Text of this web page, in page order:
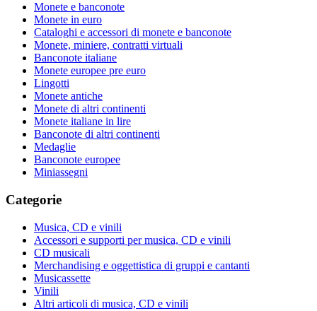
Monete e banconote
Monete in euro
Cataloghi e accessori di monete e banconote
Monete, miniere, contratti virtuali
Banconote italiane
Monete europee pre euro
Lingotti
Monete antiche
Monete di altri continenti
Monete italiane in lire
Banconote di altri continenti
Medaglie
Banconote europee
Miniassegni
Categorie
Musica, CD e vinili
Accessori e supporti per musica, CD e vinili
CD musicali
Merchandising e oggettistica di gruppi e cantanti
Musicassette
Vinili
Altri articoli di musica, CD e vinili